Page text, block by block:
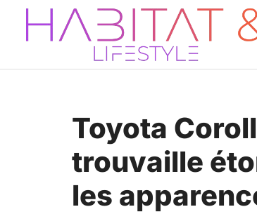
Aller
Toyota
trouvaille
les